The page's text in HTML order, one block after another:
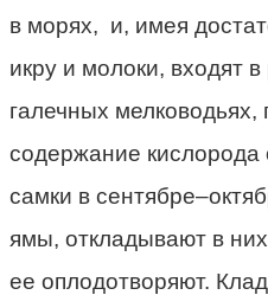
в морях, и, имея
икру и молоки, входят
галечных мелководьях,
содержание кислорода
самки в
ямы, откладывают в
ее оплодотворяют.